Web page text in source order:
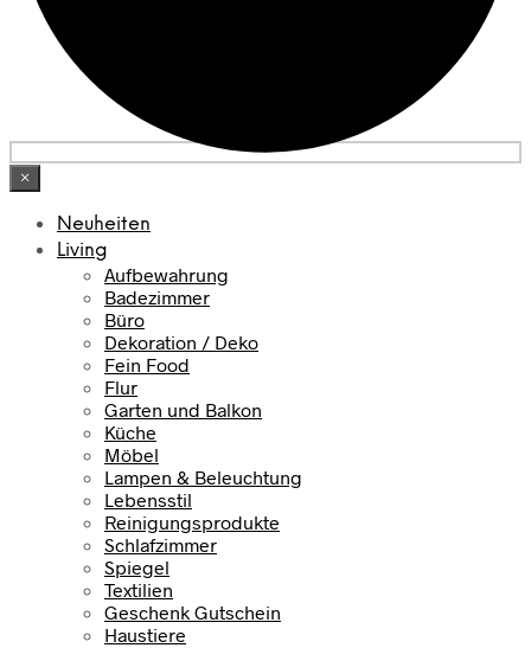
×
Neuheiten
Living
Aufbewahrung
Badezimmer
Büro
Dekoration / Deko
Fein Food
Flur
Garten und Balkon
Küche
Möbel
Lampen & Beleuchtung
Lebensstil
Reinigungsprodukte
Schlafzimmer
Spiegel
Textilien
Geschenk Gutschein
Haustiere